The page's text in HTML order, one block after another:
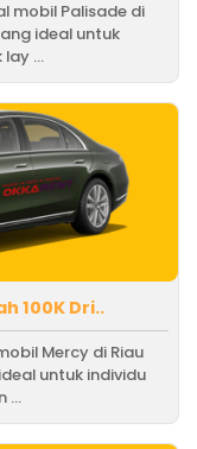
mobil Palisade di
ideal untuk
...
100K Dri..
Mercy di Riau
untuk individu
...